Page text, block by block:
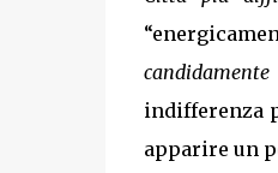
indifferenza
apparire un